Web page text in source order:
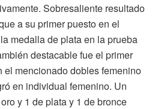
Sobresaliente resultado
a su primer puesto en el
medalla de plata en la prueba
destacable fue el primer
el mencionado dobles femenino
en individual femenino. Un
y 1 de plata y 1 de bronce